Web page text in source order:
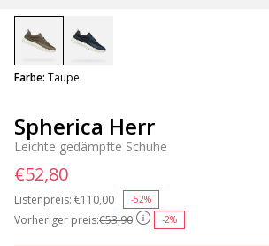
Spherica Herr
Leichte gedämpfte Schuhe
Vorheriger preis:€53,90 -2%
Listenpreis: Price reduced from
€110,00 -52%
€52,80
Farbe: Taupe
selected